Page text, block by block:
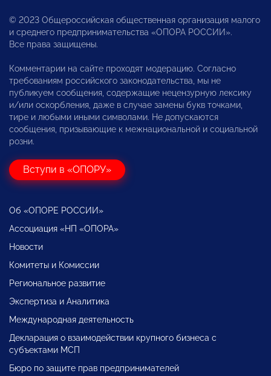
© 2023 Общероссийская общественная организация малого
и среднего предпринимательства «ОПОРА РОССИИ».
Все права защищены.
Комментарии на сайте проходят модерацию. Согласно
требованиям российского законодательства, мы не
публикуем сообщения, содержащие нецензурную лексику
и/или оскорбления, даже в случае замены букв точками,
тире и любыми иными символами. Не допускаются
сообщения, призывающие к межнациональной и социальной
розни.
Вступи в «ОПОРУ»
Об «ОПОРЕ РОССИИ»
Ассоциация «НП «ОПОРА»
Новости
Комитеты и Комиссии
Региональное развитие
Экспертиза и Аналитика
Международная деятельность
Декларация о взаимодействии крупного бизнеса с
субъектами МСП
Бюро по защите прав предпринимателей